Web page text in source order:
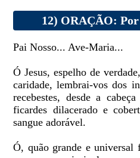
12) ORAÇÃO:
Pai Nosso... Ave-Maria...
Ó Jesus, espelho de
caridade, lembrai-vos dos
recebestes, desde a
ficardes dilacerado e
sangue adorável.
Ó, quão grande e universal